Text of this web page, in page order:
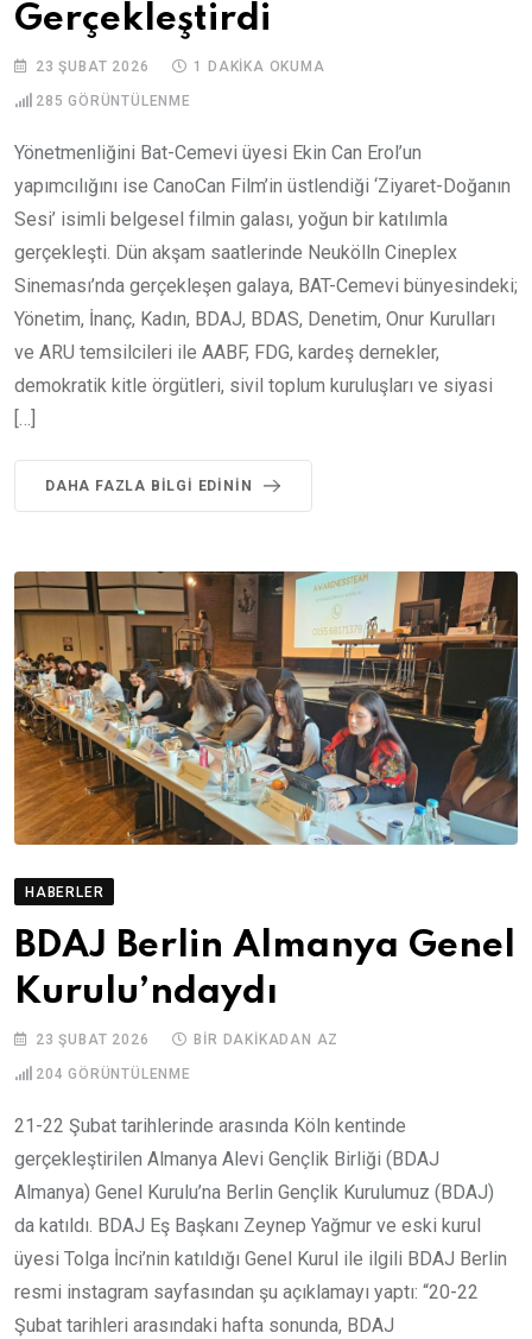
Gerçekleştirdi
23 ŞUBAT 2026 1 DAKIKA OKUMA
285 GÖRÜNTÜLENME
Yönetmenliğini Bat-Cemevi üyesi Ekin Can Erol’un
yapımcılığını ise CanoCan Film’in üstlendiği ‘Ziyaret-Doğanın
Sesi’ isimli belgesel filmin galası, yoğun bir katılımla
gerçekleşti. Dün akşam saatlerinde Neukölln Cineplex
Sineması’nda gerçekleşen galaya, BAT-Cemevi bünyesindeki;
Yönetim, İnanç, Kadın, BDAJ, BDAS, Denetim, Onur Kurulları
ve ARU temsilcileri ile AABF, FDG, kardeş dernekler,
demokratik kitle örgütleri, sivil toplum kuruluşları ve siyasi
[…]
DAHA FAZLA BILGI EDININ
HABERLER
BDAJ Berlin Almanya Genel
Kurulu’ndaydı
23 ŞUBAT 2026 BIR DAKIKADAN AZ
204 GÖRÜNTÜLENME
21-22 Şubat tarihlerinde arasında Köln kentinde
gerçekleştirilen Almanya Alevi Gençlik Birliği (BDAJ
Almanya) Genel Kurulu’na Berlin Gençlik Kurulumuz (BDAJ)
da katıldı. BDAJ Eş Başkanı Zeynep Yağmur ve eski kurul
üyesi Tolga İnci’nin katıldığı Genel Kurul ile ilgili BDAJ Berlin
resmi instagram sayfasından şu açıklamayı yaptı: “20-22
Şubat tarihleri arasındaki hafta sonunda, BDAJ